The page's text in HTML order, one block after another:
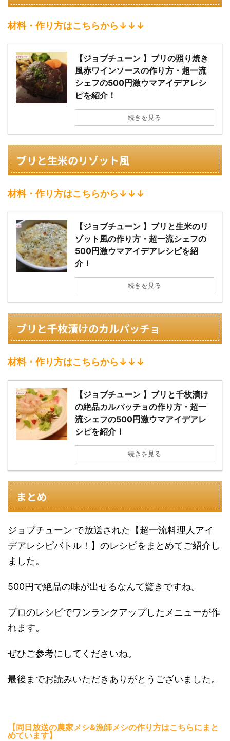
材料・作り方はこちらから↓↓↓
【ジョブチューン 】ブリの照り焼き
風赤ワインソースの作り方・超一流
シェフの500円激ウマアイデアレシ
ピを紹介！
続きを見る
ブリと生米のリゾット風
材料・作り方はこちらから↓↓↓
【ジョブチューン 】ブリと生米のリ
ゾット風の作り方・超一流シェフの
500円激ウマアイデアレシピを紹
介！
続きを見る
ブリと千枚漬けのカルパッチョ
材料・作り方はこちらから↓↓↓
【ジョブチューン 】ブリと千枚漬け
の絶品カルパッチョの作り方・超一
流シェフの500円激ウマアイデアレ
シピを紹介！
続きを見る
まとめ
ジョブチューン で放送された【超一流料理人アイ
デアレシピバトル！】のレシピをまとめてご紹介し
ました。
500円で絶品の味が出せるなんて驚きですね。
プロのレシピでワンランクアップしたメニューが作
れます。
ぜひご参考にしてくださいね。
最後までお読みいただきありがとうございました。
【同日放送の農家メシ&漁師メシの作り方はこ ちらにまと
めています】